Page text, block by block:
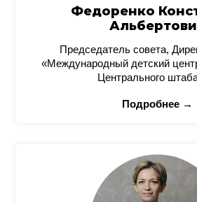
Федоренко
Председатель совета,
«Международный детский
Центрального
Подробнее →